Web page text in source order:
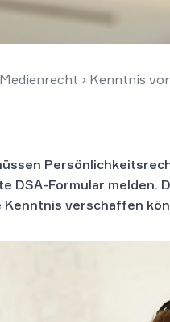
Medienrecht › Kenntnis
DSA-Formular melden.
verschaffen